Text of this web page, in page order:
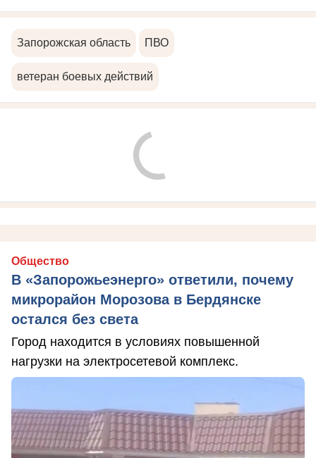
Запорожская область ПВО
ветеран боевых действий
Общество
В «Запорожьеэнерго» ответили, почему
микрорайон Морозова в Бердянске
остался без света
Город находится в условиях повышенной
нагрузки на электросетевой комплекс.